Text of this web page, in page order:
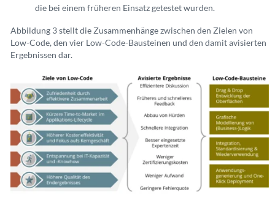
die bei einem früheren Einsatz getestet wurden.
Abbildung 3 stellt die Zusammenhänge zwischen den Zielen von
Low-Code, den vier Low-Code-Bausteinen und den damit avisierten
Ergebnissen dar.